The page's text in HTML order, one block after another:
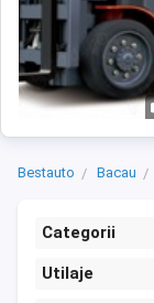
Bestauto Bacau
Categorii
Utilaje